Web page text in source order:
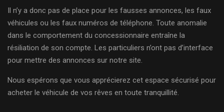
Il n’y a donc pas de place pour les fausses annonces, les faux
véhicules ou les faux numéros de téléphone. Toute anomalie
dans le comportement du concessionnaire entraîne la
résiliation de son compte. Les particuliers n’ont pas d’interface
pour mettre des annonces sur notre site.
Nous espérons que vous apprécierez cet espace sécurisé pour
acheter le véhicule de vos rêves en toute tranquillité.